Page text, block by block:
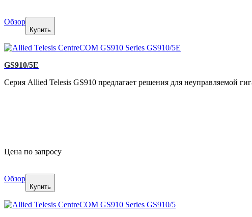
Обзор
Купить
GS910/5E
Серия Allied Telesis GS910 предлагает решения для неуправляемой
Цена по запросу
Обзор
Купить